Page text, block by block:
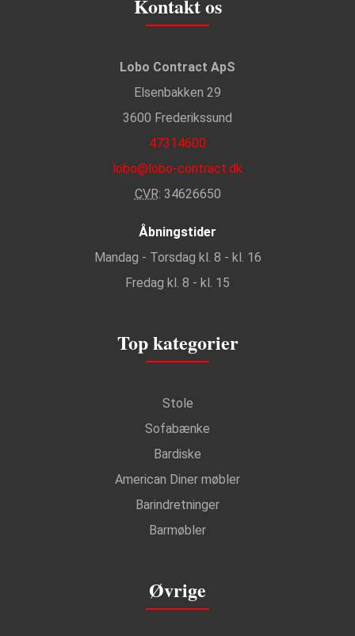
Kontakt os
Lobo Contract ApS
Elsenbakken 29
3600 Frederikssund
47314600
lobo@lobo-contract.dk
CVR: 34626650
Åbningstider
Mandag - Torsdag kl. 8 - kl. 16
Fredag kl. 8 - kl. 15
Top kategorier
Stole
Sofabænke
Bardiske
American Diner møbler
Barindretninger
Barmøbler
Øvrige